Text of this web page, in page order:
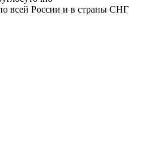
всей России и в страны СНГ